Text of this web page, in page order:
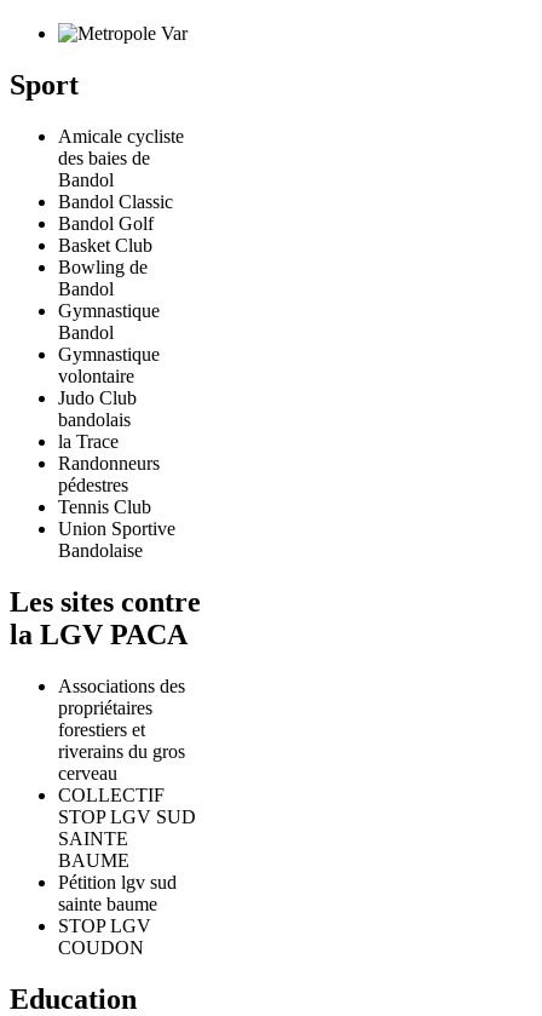
Sport
Amicale cycliste
des baies de
Bandol
Bandol Classic
Bandol Golf
Basket Club
Bowling de
Bandol
Gymnastique
Bandol
Gymnastique
volontaire
Judo Club
bandolais
la Trace
Randonneurs
pédestres
Tennis Club
Union Sportive
Bandolaise
Les sites contre
la LGV PACA
Associations des
propriétaires
forestiers et
riverains du gros
cerveau
COLLECTIF
STOP LGV SUD
SAINTE
BAUME
Pétition lgv sud
sainte baume
STOP LGV
COUDON
Education